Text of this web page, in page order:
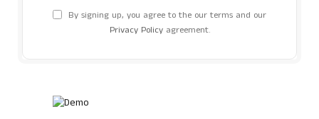
By signing up, you agree to the our terms and our
Privacy Policyagreement.